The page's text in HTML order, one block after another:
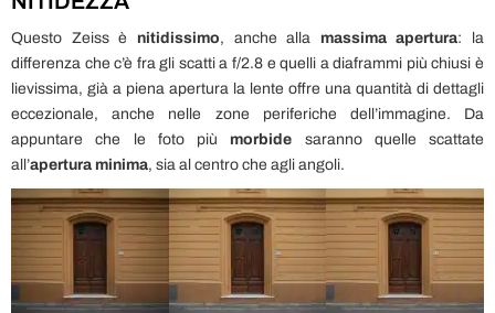
Questo Zeiss è nitidissimo, anche alla massima apertura: la
differenza che c’è fra gli scatti a f/2.8 e quelli a diaframmi più chiusi è
lievissima, già a piena apertura la lente offre una quantità di dettagli
eccezionale, anche nelle zone periferiche dell’immagine. Da
appuntare che le foto più morbide saranno quelle scattate
all’apertura minima, sia al centro che agli angoli.